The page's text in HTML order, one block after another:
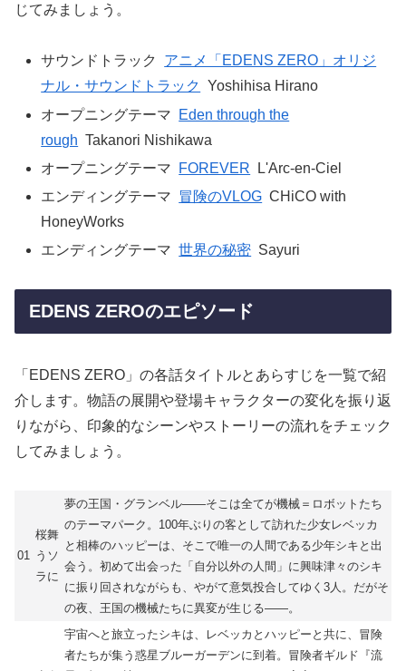
じてみましょう。
サウンドトラック
アニメ「EDENS ZERO」オリジ
ナル・サウンドトラック Yoshihisa Hirano
オープニングテーマ
Eden through the
rough Takanori Nishikawa
オープニングテーマ
FOREVER
L'Arc-en-Ciel
エンディングテーマ
冒険のVLOG CHiCO with
HoneyWorks
エンディングテーマ 世界の秘密 Sayuri
EDENS ZEROのエピソード
「EDENS ZERO」の各話タイトルとあらすじを一覧で紹
介します。物語の展開や登場キャラクターの変化を振り返
りながら、印象的なシーンやストーリーの流れをチェック
してみましょう。
01
桜舞
うソ
ラに
夢の王国・グランベル――そこは全てが機械＝ロボットたち
のテーマパーク。100年ぶりの客として訪れた少女レベッカ
と相棒のハッピーは、そこで唯一の人間である少年シキと出
会う。初めて出会った「自分以外の人間」に興味津々のシキ
に振り回されながらも、やがて意気投合してゆく3人。だがそ
の夜、王国の機械たちに異変が生じる――。
宇宙へと旅立ったシキは、レベッカとハッピーと共に、冒険
者たちが集う惑星ブルーガーデンに到着。冒険者ギルド『流